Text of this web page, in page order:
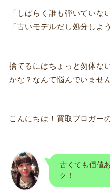
「しばらく誰も弾いていな
「古いモデルだし処分しよ
捨てるにはちょっと勿体な
かな？なんて悩んでいませ
こんにちは！買取ブロガー
古くても価値
ク！